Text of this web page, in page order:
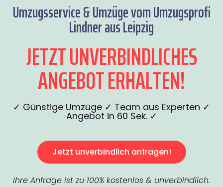
Umzugsservice & Umzüge vom Umzugsprofi
Lindner aus Leipzig
JETZT UNVERBINDLICHES
ANGEBOT ERHALTEN!
✓ Günstige Umzüge ✓ Team aus Experten ✓
Angebot in 60 Sek. ✓
Jetzt unverbindlich anfragen!
Ihre Anfrage ist zu 100% kostenlos & unverbindlich.